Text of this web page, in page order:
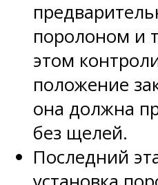
поролоном и
этом
положение
она должна
без щелей.
Последний